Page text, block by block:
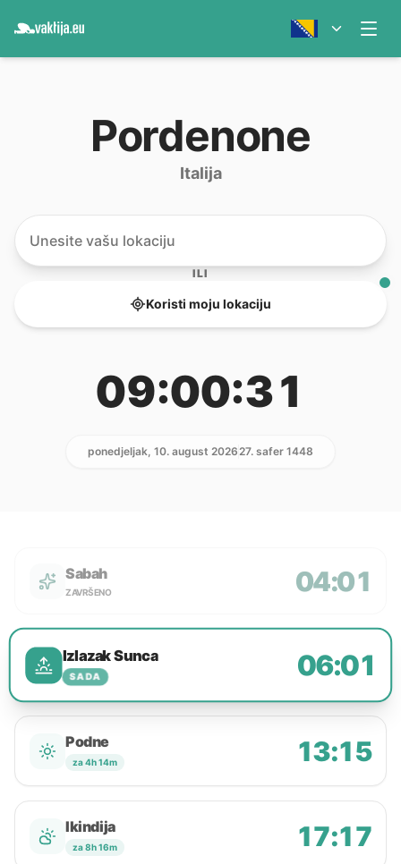
Pordenone
Italija
ILI
Koristi moju lokaciju
09:00:31
ponedjeljak, 10. august 202627. safer 1448
Sabah
ZAVRŠENO 04:01
Izlazak Sunca
SADA 06:01
Podne
za 4h 14m 13:15
Ikindija
za 8h 16m 17:17